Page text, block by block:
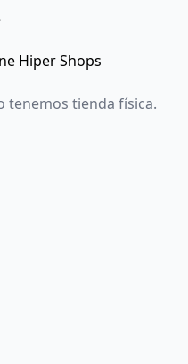
Hiper Shops
tenemos tienda física.